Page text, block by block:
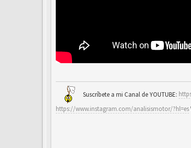
Suscríbete a mi Canal de YOUTUBE:
https://www.instagram.com/analisismotor/?hl=es